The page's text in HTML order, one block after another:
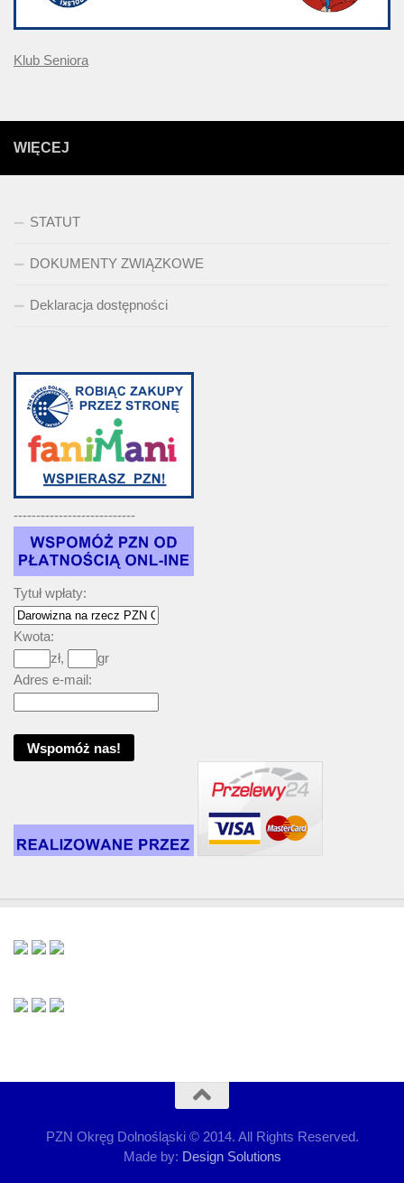
Klub Seniora
WIĘCEJ
STATUT
DOKUMENTY ZWIĄZKOWE
Deklaracja dostępności
---------------------------
Tytuł wpłaty:
Kwota:
zł,
gr
Adres e-mail:
PZN Okręg Dolnośląski © 2014. All Rights Reserved.
Made by: Design Solutions